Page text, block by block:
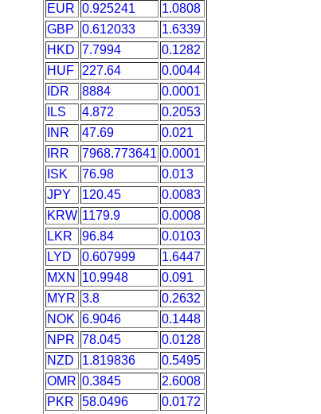
EUR 0.925241
1.0808
GBP
0.612033
1.6339
HKD 7.7994
0.1282
HUF
227.64
0.0044
IDR
8884
0.0001
ILS
4.872
0.2053
INR
47.69
0.021
IRR
7968.773641 0.0001
ISK
76.98
0.013
JPY
120.45
0.0083
KRW 1179.9
0.0008
LKR
96.84
0.0103
LYD
0.607999
1.6447
MXN
10.9948
0.091
MYR 3.8
0.2632
NOK 6.9046
0.1448
NPR 78.045
0.0128
NZD
1.819836
0.5495
OMR 0.3845
2.6008
PKR
58.0496
0.0172